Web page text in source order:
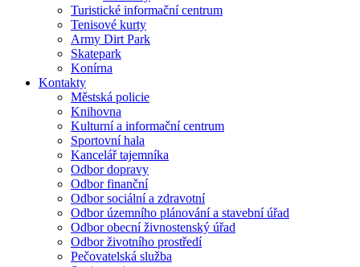
Turistické informační centrum
Tenisové kurty
Army Dirt Park
Skatepark
Konírna
Kontakty
Městská policie
Knihovna
Kulturní a informační centrum
Sportovní hala
Kancelář tajemníka
Odbor dopravy
Odbor finanční
Odbor sociální a zdravotní
Odbor územního plánování a stavební úřad
Odbor obecní živnostenský úřad
Odbor životního prostředí
Pečovatelská služba